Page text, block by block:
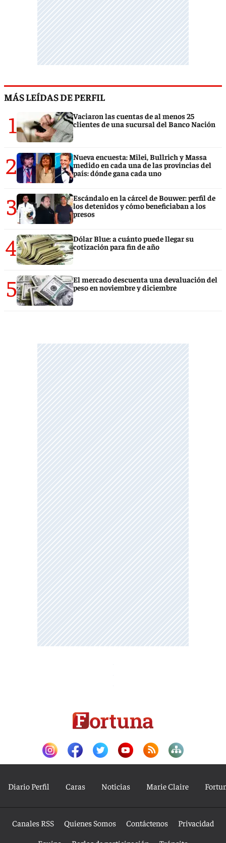
MÁS LEÍDAS DE PERFIL
1
Vaciaron las cuentas de al menos 25
clientes de una sucursal del Banco Nación
2
Nueva encuesta: Milei, Bullrich y Massa
medido en cada una de las provincias del
país: dónde gana cada uno
3
Escándalo en la cárcel de Bouwer: perfil de
los detenidos y cómo beneficiaban a los
presos
4
Dólar Blue: a cuánto puede llegar su
cotización para fin de año
5
El mercado descuenta una devaluación del
peso en noviembre y diciembre
Diario Perfil Caras Noticias Marie Claire
Canales RSS Quienes Somos Contáctenos
Privacidad